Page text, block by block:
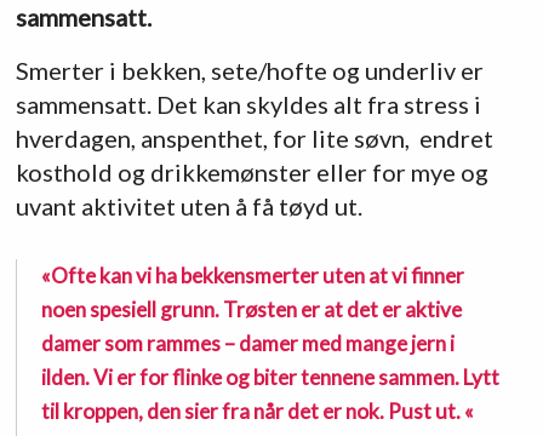
sammensatt.
Smerter i bekken, sete/hofte og underliv er
sammensatt. Det kan skyldes alt fra stress i
hverdagen, anspenthet, for lite søvn, endret
kosthold og drikkemønster eller for mye og
uvant aktivitet uten å få tøyd ut.
«Ofte kan vi ha bekkensmerter uten at vi finner
noen spesiell grunn. Trøsten er at det er aktive
damer som rammes – damer med mange jern i
ilden. Vi er for flinke og biter tennene sammen. Lytt
til kroppen, den sier fra når det er nok. Pust ut. «